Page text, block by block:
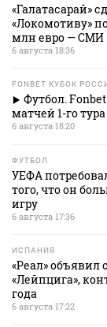
«Галатасарай»
«Локомотиву»
млн евро — СМИ
6 августа 18:36
FONBET КУБОК
Футбол.
матчей 1-го тура
6 августа 18:20
ФУТБОЛ
УЕФА
того, что он
игру
6 августа 17:36
ИСПАНИЯ
«Реал» объявил
«Лейпцига»,
года
6 августа 17:22